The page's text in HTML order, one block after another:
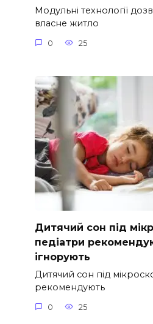
Модульні технології
власне житло
0 25
Дитячий сон під
педіатри
ігнорують
Дитячий сон під
рекомендують
0 25